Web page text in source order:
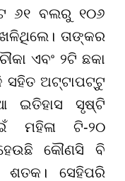
୬୧ ବଲରୁ ୧୦୬
ତାଙ୍କର
ଏବଂ ୨ଟି ଛକା
ସହିତ ଅଟ୍ଟାପଟ୍ଟୁ
ଇତିହାସ ସୃଷ୍ଟି
ମହିଳା ଟି-୨୦
କୌଣସି ବି
ଶତକ। ସେହିପରି